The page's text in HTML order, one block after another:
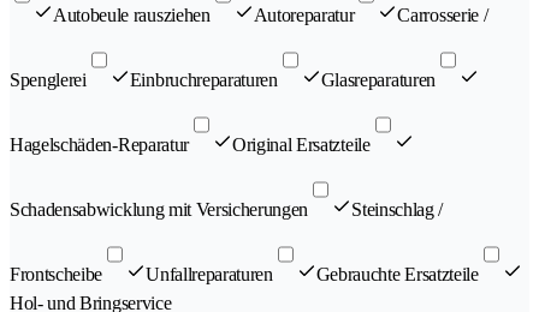
Autobeule rausziehen Autoreparatur Carrosserie /
Spenglerei Einbruchreparaturen Glasreparaturen
Hagelschäden-Reparatur Original Ersatzteile
Schadensabwicklung mit Versicherungen Steinschlag /
Frontscheibe Unfallreparaturen
Gebrauchte Ersatzteile
Hol- und Bringservice